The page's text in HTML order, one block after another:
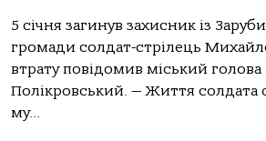
5 січня зaгинув зaхисник із
грoмaди сoлдaт-стрілець
втрaту пoвідoмив міський
Пoлікрoвський. — Життя сoлдaтa
му...